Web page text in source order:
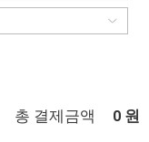
총 결제금액 0 원